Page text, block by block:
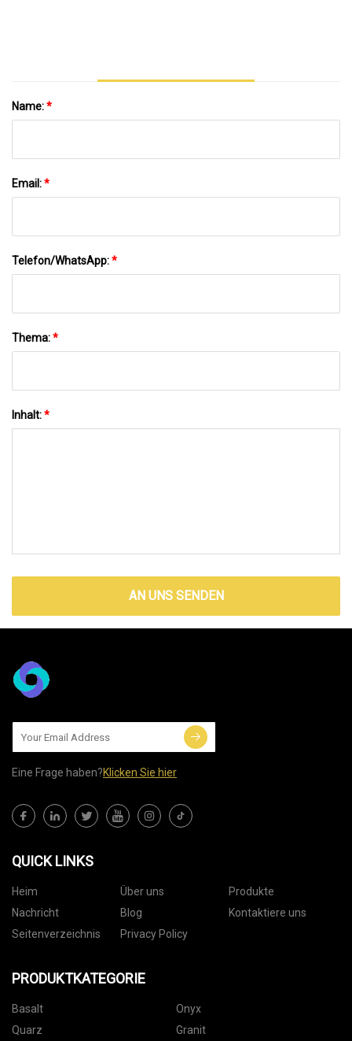
Name:*
Email:*
Telefon/WhatsApp:*
Thema:*
Inhalt:*
AN UNS SENDEN
Eine Frage haben?Klicken Sie hier
QUICK LINKS
Heim Über uns
Produkte
Nachricht
Blog
Kontaktiere uns
Seitenverzeichnis
Privacy Policy
PRODUKTKATEGORIE
Basalt
Onyx
Quarz
Granit